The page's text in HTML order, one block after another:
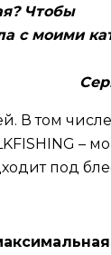
Чтобы
с моими
В том
–
под